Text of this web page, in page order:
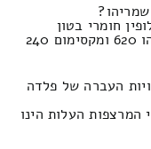
חומרי בטון
שהוחלק, יחד עם טעינה ואריזה המחיר זהו 620 ומקסימום 240
העברה של פלדה
המרצפות העלות הינו